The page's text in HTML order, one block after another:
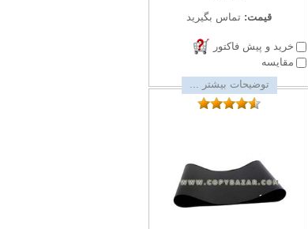
قیمت: تماس بگیرید
خرید و پیش فاکتور
مقایسه
توضیحات بیشتر ...